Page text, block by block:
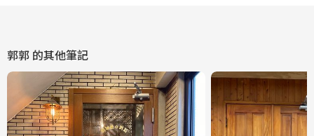
郭郭 的其他筆記